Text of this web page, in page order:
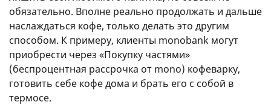
обязательно. Вполне реально продолжать и дальше
наслаждаться кофе, только делать это другим
способом. К примеру, клиенты monobank могут
приобрести через «Покупку частями»
(беспроцентная рассрочка от mono) кофеварку,
готовить себе кофе дома и брать его с собой в
термосе.